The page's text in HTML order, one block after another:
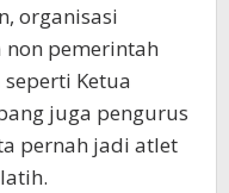
organisasi
non pemerintah
Ketua
juga pengurus
pernah jadi atlet